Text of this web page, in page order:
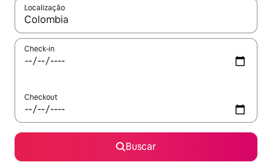
Localização
Quando os resultados estiverem disponíveis, explore-os
Check-in
Checkout
Buscar